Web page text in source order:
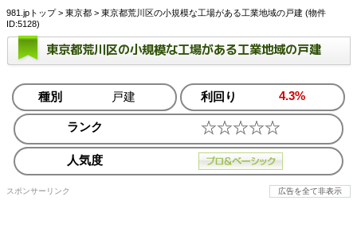
981.jpトップ> 東京都 > 東京都荒川区の小規模な工場がある工業地域の戸建 (物件
ID:5128)
東京都荒川区の小規模な工場がある工業地域の戸建
種別 戸建 利回り 4.3%
ランク
人気度
スポンサーリンク 広告を全て非表示